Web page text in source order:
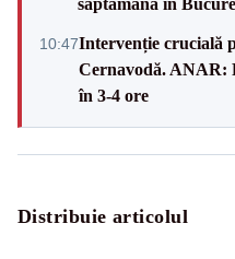
10:47Intervenție crucială
Cernavodă. ANAR:
în 3-4 ore
Distribuie articolul